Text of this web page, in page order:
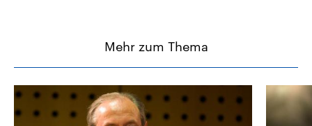
Mehr zum Thema